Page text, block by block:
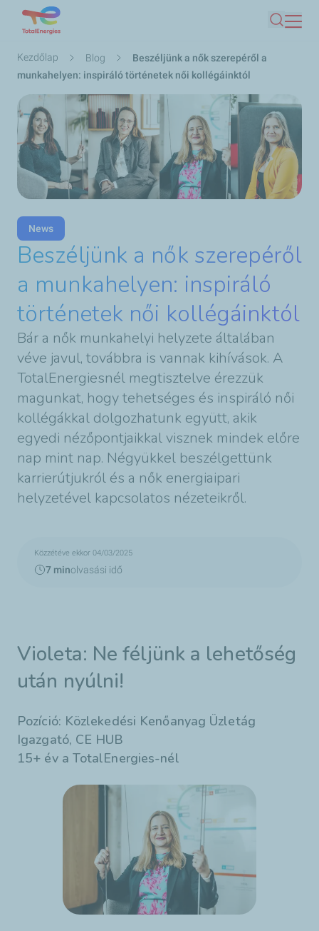
tartalomra
Keresés
Morzsa
Kezdőlap Blog
Beszéljünk a nők szerepéről a
munkahelyen: inspiráló történetek női kollégáinktól
News
Beszéljünk a nők szerepéről
a munkahelyen: inspiráló
történetek női kollégáinktól
Bár a nők munkahelyi helyzete általában
véve javul, továbbra is vannak kihívások. A
TotalEnergiesnél megtisztelve érezzük
magunkat, hogy tehetséges és inspiráló női
kollégákkal dolgozhatunk együtt, akik
egyedi nézőpontjaikkal visznek mindek előre
nap mint nap. Négyükkel beszélgettünk
karrierútjukról és a nők energiaipari
helyzetével kapcsolatos nézeteikről.
Közzétéve ekkor 04/03/2025
7 minolvasási idő
Violeta: Ne féljünk a lehetőség
után nyúlni!
Pozíció: Közlekedési Kenőanyag Üzletág
Igazgató, CE HUB
15+ év a TotalEnergies-nél